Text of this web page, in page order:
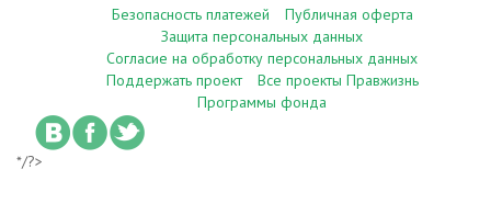
Безопасность платежей
Публичная оферта
Защита персональных данных
Согласие на обработку персональных данных
Поддержать проект
Все проекты Правжизнь
Программы фонда
*/?>